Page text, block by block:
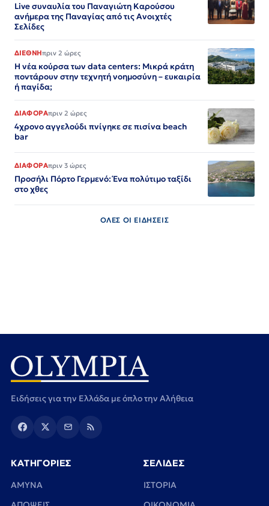
Live συναυλία του Παναγιώτη Καρούσου
ανήμερα της Παναγίας από τις Ανοιχτές
Σελίδες
ΔΙΕΘΝΗπριν 2 ώρες
Η νέα κούρσα των data centers: Μικρά κράτη
ποντάρουν στην τεχνητή νοημοσύνη – ευκαιρία
ή παγίδα;
ΔΙΑΦΟΡΑπριν 2 ώρες
4χρονο αγγελούδι πνίγηκε σε πισίνα beach
bar
ΔΙΑΦΟΡΑπριν 3 ώρες
Προσήλι Πόρτο Γερμενό: Ένα πολύτιμο ταξίδι
στο χθες
ΟΛΕΣ ΟΙ ΕΙΔΗΣΕΙΣ
Ειδήσεις για την Ελλάδα με όπλο την Αλήθεια
ΚΑΤΗΓΟΡΙΕΣ
ΑΜΥΝΑ
ΣΕΛΙΔΕΣ
ΙΣΤΟΡΙΑ